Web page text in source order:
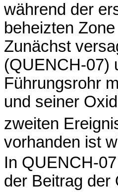
während der
beheizten
Zunächst
(QUENCH-07)
Führungsrohr
und seiner
zweiten
vorhanden ist
In QUENCH-
der Beitrag der